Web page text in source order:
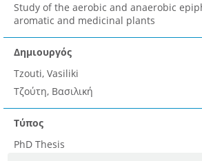
Study of the aerobic and anaerobic
aromatic and medicinal plants
Δημιουργός
Tzouti, Vasiliki
Τζούτη, Βασιλική
Τύπος
PhD Thesis